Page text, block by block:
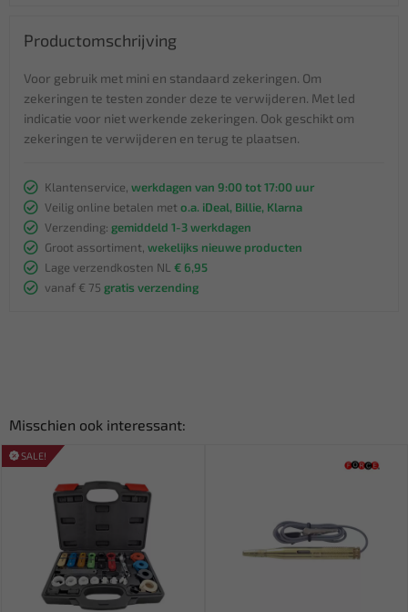
Productomschrijving
Voor gebruik met mini en standaard zekeringen. Om
zekeringen te testen zonder deze te verwijderen. Met led
indicatie voor niet werkende zekeringen. Ook geschikt om
zekeringen te verwijderen en terug te plaatsen.
Klantenservice, werkdagen van 9:00 tot 17:00 uur
Veilig online betalen met o.a. iDeal, Billie, Klarna
Verzending: gemiddeld 1-3 werkdagen
Groot assortiment, wekelijks nieuwe producten
Lage verzendkosten NL € 6,95
vanaf € 75 gratis verzending
Misschien ook interessant:
SALE!